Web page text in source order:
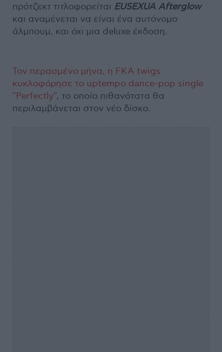
πρότζεκτ τιτλοφορείται EUSEXUA Afterglow
και αναμένεται να είναι ένα αυτόνομο
άλμπουμ, και όχι μια deluxe έκδοση.
Τον περασμένο μήνα, η FKA twigs
κυκλοφόρησε το uptempo dance-pop single
"Perfectly", το οποίο πιθανότατα θα
περιλαμβάνεται στον νέο δίσκο.